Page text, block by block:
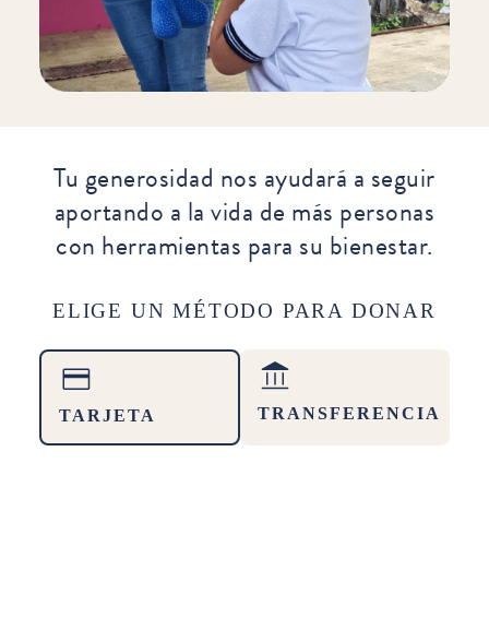
Tu generosidad nos ayudará a seguir
aportando a la vida de más personas
con herramientas para su bienestar.
ELIGE UN MÉTODO PARA DONAR
TARJETA TRANSFERENCIA